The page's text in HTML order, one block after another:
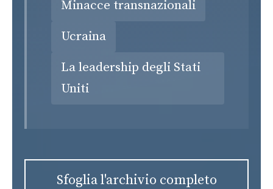
Minacce transnazionali
Ucraina
La leadership degli Stati
Uniti
Sfoglia l'archivio completo